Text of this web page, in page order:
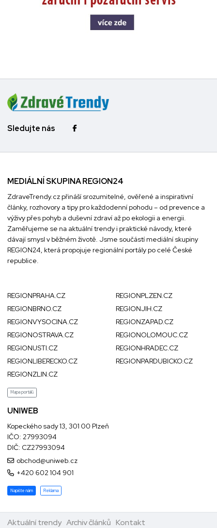
Sledujte nás
MEDIÁLNÍ SKUPINA REGION24
ZdraveTrendy.cz přináší srozumitelné, ověřené a inspirativní
články, rozhovory a tipy pro každodenní pohodu – od prevence a
výživy přes pohyb a duševní zdraví až po ekologii a energii.
Zaměřujeme se na aktuální trendy i praktické návody, které
dávají smysl v běžném životě. Jsme součástí mediální skupiny
REGION24, která propojuje regionální portály po celé České
republice.
REGIONPRAHA.CZ
REGIONPLZEN.CZ
REGIONBRNO.CZ
REGIONJIH.CZ
REGIONVYSOCINA.CZ
REGIONZAPAD.CZ
REGIONOSTRAVA.CZ
REGIONOLOMOUC.CZ
REGIONUSTI.CZ
REGIONHRADEC.CZ
REGIONLIBERECKO.CZ
REGIONPARDUBICKO.CZ
REGIONZLIN.CZ
Mapa portálů
UNIWEB
Kopeckého sady 13, 301 00 Plzeň
IČO: 27993094
DIČ: CZ27993094
obchod@uniweb.cz
+420 602 104 901
Napište nám Reklama
Aktuální trendy Archiv článků Kontakt